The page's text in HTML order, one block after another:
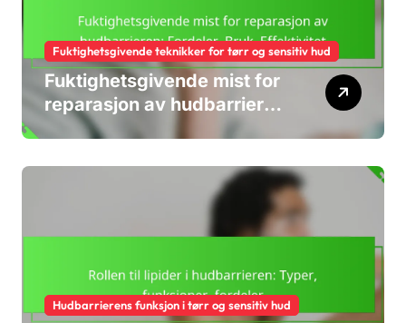
Fuktighetsgivende teknikker for tørr og sensitiv hud
Fuktighetsgivende mist for
reparasjon av hudbarrieren:
Fordeler, Bruk, Effektivitet
Hudbarrierens funksjon i tørr og sensitiv hud